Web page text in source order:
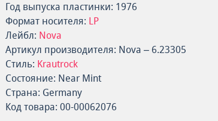
Год выпуска пластинки: 1976
Формат носителя: LP
Лейбл: Nova
Артикул производителя: Nova – 6.23305
Стиль: Krautrock
Состояние: Near Mint
Страна: Germany
Код товара: 00-00062076